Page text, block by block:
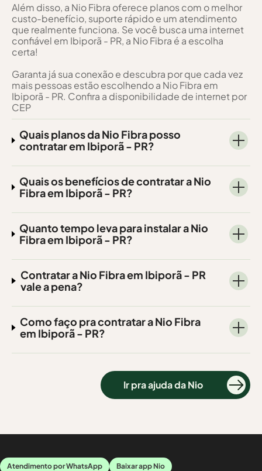
Além disso, a Nio Fibra oferece planos com o melhor
custo-benefício, suporte rápido e um atendimento
que realmente funciona. Se você busca uma internet
confiável em Ibiporã - PR, a Nio Fibra é a escolha
certa!
Garanta já sua conexão e descubra por que cada vez
mais pessoas estão escolhendo a Nio Fibra em
Ibiporã - PR. Confira a disponibilidade de internet por
CEP
Quais planos da Nio Fibra posso
contratar em Ibiporã - PR?
Quais os benefícios de contratar a Nio
Fibra em Ibiporã - PR?
Quanto tempo leva para instalar a Nio
Fibra em Ibiporã - PR?
Contratar a Nio Fibra em Ibiporã - PR
vale a pena?
Como faço pra contratar a Nio Fibra
em Ibiporã - PR?
Ir pra ajuda da Nio
Atendimento por WhatsApp Baixar app Nio